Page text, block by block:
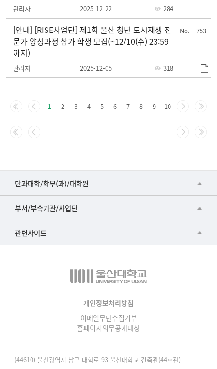
목,
록
관리자 2025-12-22 284
753
[안내] [RISE사업단] 제1회 울산 청년 도시재생 전
문가 양성과정 참가 학생 모집(~12/10(수) 23:59
까지)
관리자 2025-12-05 318
1 2 3 4 5 6 7 8 9 10
단과대학/학부(과)/대학원
■인문대학
▷국어국문학부
▷일본어·일본학과
▷프랑스어·프랑스학과
▷사회과학부
부서/부속기관/사업단
공동기기센터
공학교육혁신센터
물리BK 미래혁신응집물질물리인재교육연구단
관련사이트
건강가정지원센터
교수협의회
온라인 기술거래 플랫폼
울산대학교 총동문회
개인정보처리방침
이메일무단수집거부
홈페이지의무공개대상
(44610) 울산광역시 남구 대학로 93 울산대학교 건축관(44호관)